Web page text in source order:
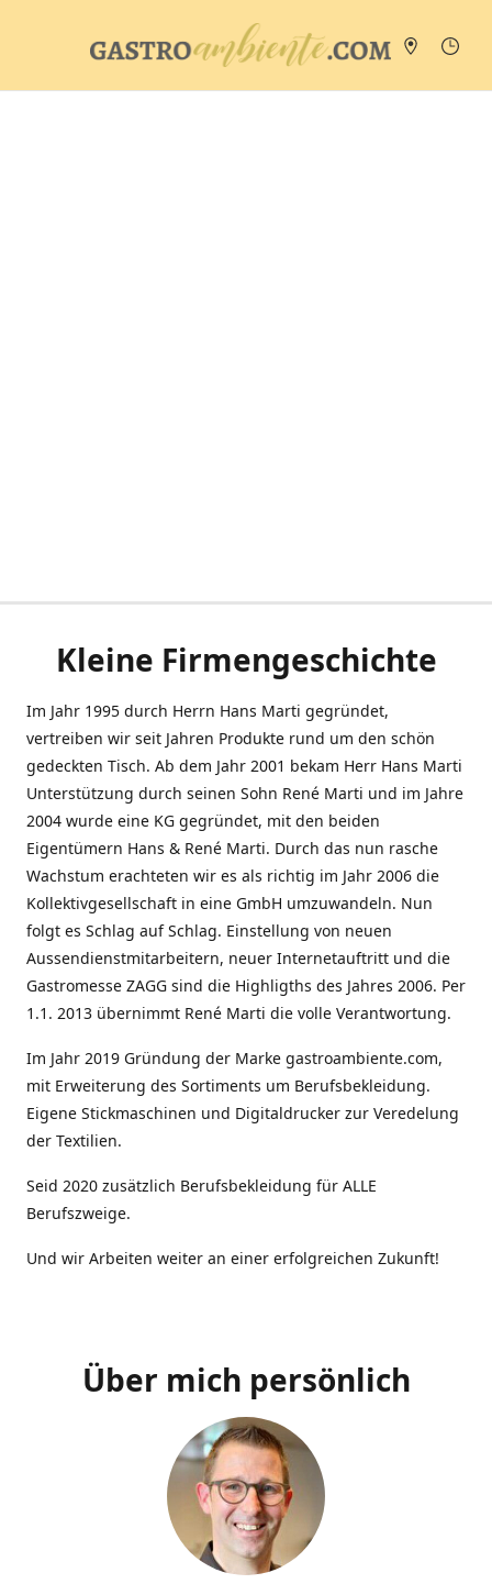
Kleine Firmengeschichte
Im Jahr 1995 durch Herrn Hans Marti gegründet,
vertreiben wir seit Jahren Produkte rund um den schön
gedeckten Tisch. Ab dem Jahr 2001 bekam Herr Hans Marti
Unterstützung durch seinen Sohn René Marti und im Jahre
2004 wurde eine KG gegründet, mit den beiden
Eigentümern Hans & René Marti. Durch das nun rasche
Wachstum erachteten wir es als richtig im Jahr 2006 die
Kollektivgesellschaft in eine GmbH umzuwandeln. Nun
folgt es Schlag auf Schlag. Einstellung von neuen
Aussendienstmitarbeitern, neuer Internetauftritt und die
Gastromesse ZAGG sind die Highligths des Jahres 2006. Per
1.1. 2013 übernimmt René Marti die volle Verantwortung.
Im Jahr 2019 Gründung der Marke gastroambiente.com,
mit Erweiterung des Sortiments um Berufsbekleidung.
Eigene Stickmaschinen und Digitaldrucker zur Veredelung
der Textilien.
Seid 2020 zusätzlich Berufsbekleidung für ALLE
Berufszweige.
Und wir Arbeiten weiter an einer erfolgreichen Zukunft!
Über mich persönlich